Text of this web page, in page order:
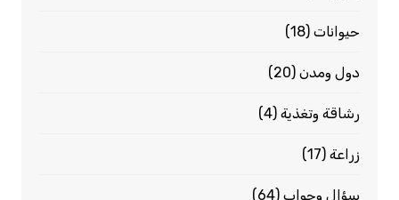
حيوانات(18)
دول ومدن(20)
رشاقة وتغذية(4)
زراعة(17)
سؤال وجواب(64)